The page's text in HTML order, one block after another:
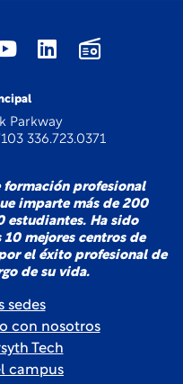
Parkway
336.723.0371
formación profesional
imparte más de 200
estudiantes. Ha sido
mejores centros de
el éxito profesional de
de su vida.
sedes
con nosotros
Tech
campus